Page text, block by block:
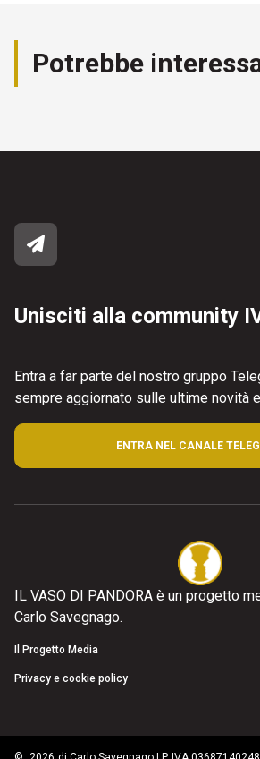
Potrebbe
Unisciti alla community
Entra a far parte del nostro gruppo
sempre aggiornato sulle ultime novità
ENTRA NEL CANALE
IL VASO DI PANDORA è un progetto
Carlo Savegnago.
Il Progetto Media
Privacy e cookie policy